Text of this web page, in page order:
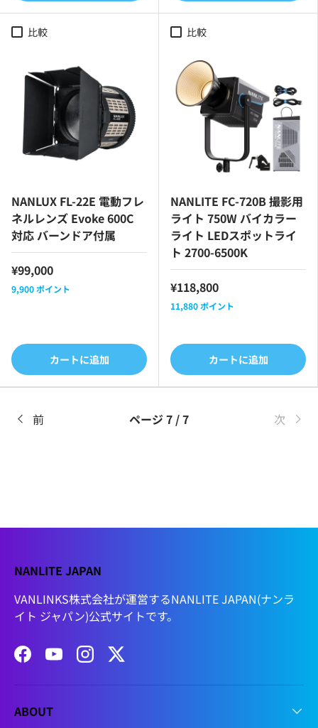
比較
NANLUX FL-22E 電動フレ
ネルレンズ Evoke 600C
対応 バーンドア付属
¥99,000
9,900ポイント
カートに追加
比較
NANLITE FC-720B 撮影用
ライト 750W バイカラー
ライト LEDスポットライ
ト 2700-6500K
¥118,800
11,880ポイント
カートに追加
前 ページ 7 / 7 次
NANLITE JAPAN
VANLINKS株式会社が運営するNANLITE JAPAN(ナンラ
イト ジャパン)公式サイトです。
FacebookYouTubeInstagramTwitter
ABOUT